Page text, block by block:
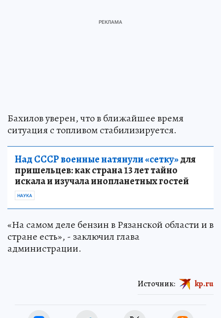
Бахилов уверен, что в ближайшее время
ситуация с топливом стабилизируется.
Над СССР военные натянули «сетку»для
пришельцев: как страна 13 лет тайно
искала и изучала инопланетных гостей
НАУКА
«На самом деле бензин в Рязанской области и в
стране есть», - заключил глава
администрации.
Источник: kp.ru